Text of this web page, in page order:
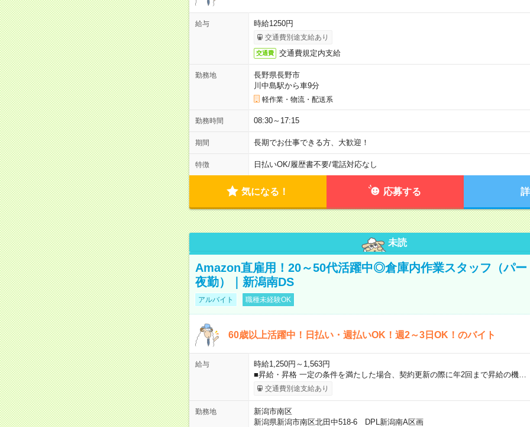
給与 時給1250円
交通費別途支給あり
交通費 交通費規定内支給
勤務地
長野県長野市
川中島駅から車9分
軽作業・物流・配送系
勤務時間 08:30～17:15
期間 長期でお仕事できる方、大歓迎！
特徴 日払いOK/履歴書不要/電話対応なし
気になる！ 応募する
未読
Amazon直雇用！20～50代活躍中◎倉庫内作業スタッフ（パー
夜勤）｜新潟南DS
アルバイト 職種未経験OK
60歳以上活躍中！日払い・週払いOK！週2～3日OK！のバイト
給与
時給1,250円～1,563円
■昇給・昇格 一定の条件を満たした場合、契約更新の際に年2回まで昇給の機…
交通費別途支給あり
勤務地
新潟市南区
新潟県新潟市南区北田中518-6 DPL新潟南A区画